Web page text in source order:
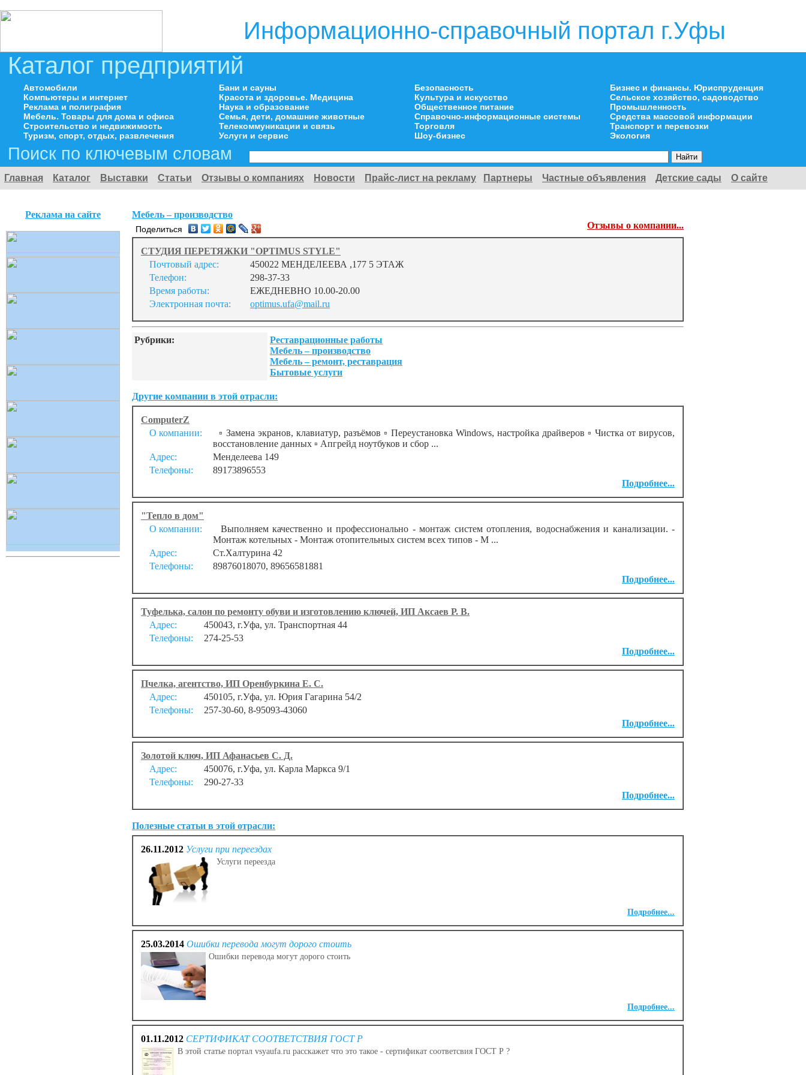
Информационно-справочный портал г.Уфы
Каталог предприятий
Автомобили
Компьютеры и интернет
Реклама и полиграфия
Мебель. Товары для дома и офиса
Строительство и недвижимость
Туризм, спорт, отдых, развлечения
Бани и сауны
Красота и здоровье. Медицина
Наука и образование
Семья, дети, домашние животные
Телекоммуникации и связь
Услуги и сервис
Безопасность
Культура и искусство
Общественное питание
Справочно-информационные системы
Торговля
Шоу-бизнес
Бизнес и финансы. Юриспруденция
Сельское хозяйство, садоводство
Промышленность
Средства массовой информации
Транспорт и перевозки
Экология
Поиск по ключевым словам
Главная Каталог Выставки Статьи Отзывы о компаниях Новости Прайс-лист на рекламу Партнеры Частные объявления Детские сады О сайте
Реклама на сайте Мебель – производство
Поделиться Отзывы о компании...
СТУДИЯ ПЕРЕТЯЖКИ "OPTIMUS STYLE"
Почтовый адрес:
450022 МЕНДЕЛЕЕВА ,177 5 ЭТАЖ
Телефон:
298-37-33
Время работы:
ЕЖЕДНЕВНО 10.00-20.00
Электронная почта:
optimus.ufa@mail.ru
Рубрики:
Реставрационные работы
Мебель – производство
Мебель – ремонт, реставрация
Бытовые услуги
Другие компании в этой отрасли:
ComputerZ
О компании:
▫️ Замена экранов, клавиатур, разъёмов ▫️ Переустановка Windows, настройка драйверов ▫️ Чистка от вирусов,
восстановление данных ▫️ Апгрейд ноутбуков и сбор ...
Адрес:
Менделеева 149
Телефоны:
89173896553
Подробнее...
"Тепло в дом"
О компании:
Выполняем качественно и профессионально - монтаж систем отопления, водоснабжения и канализации. -
Монтаж котельных - Монтаж отопительных систем всех типов - М ...
Адрес:
Ст.Халтурина 42
Телефоны:
89876018070, 89656581881
Подробнее...
Туфелька, салон по ремонту обуви и изготовлению ключей, ИП Аксаев Р. В.
Адрес:
450043, г.Уфа, ул. Транспортная 44
Телефоны:
274-25-53
Подробнее...
Пчелка, агентство, ИП Оренбуркина Е. С.
Адрес:
450105, г.Уфа, ул. Юрия Гагарина 54/2
Телефоны:
257-30-60, 8-95093-43060
Подробнее...
Золотой ключ, ИП Афанасьев С. Д.
Адрес:
450076, г.Уфа, ул. Карла Маркса 9/1
Телефоны:
290-27-33
Подробнее...
Полезные статьи в этой отрасли:
26.11.2012 Услуги при переездах
Услуги переезда
Подробнее...
25.03.2014 Ошибки перевода могут дорого стоить
Ошибки перевода могут дорого стоить
Подробнее...
01.11.2012 СЕРТИФИКАТ СООТВЕТСТВИЯ ГОСТ Р
В этой статье портал vsyaufa.ru расскажет что это такое - сертификат соответсвия ГОСТ Р ?